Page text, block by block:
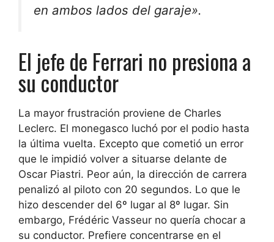
en ambos lados del garaje».
El jefe de Ferrari no presiona a
su conductor
La mayor frustración proviene de Charles
Leclerc. El monegasco luchó por el podio hasta
la última vuelta. Excepto que cometió un error
que le impidió volver a situarse delante de
Oscar Piastri. Peor aún, la dirección de carrera
penalizó al piloto con 20 segundos. Lo que le
hizo descender del 6º lugar al 8º lugar. Sin
embargo, Frédéric Vasseur no quería chocar a
su conductor. Prefiere concentrarse en el